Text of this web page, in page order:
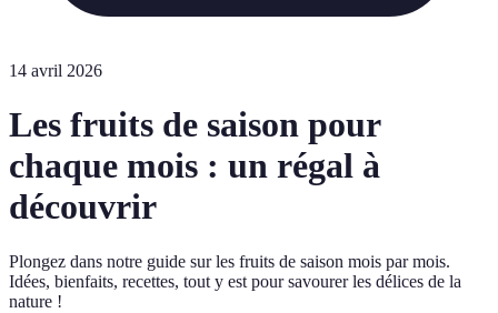
14 avril 2026
Les fruits de saison pour
chaque mois : un régal à
découvrir
Plongez dans notre guide sur les fruits de saison mois par mois.
Idées, bienfaits, recettes, tout y est pour savourer les délices de la
nature !